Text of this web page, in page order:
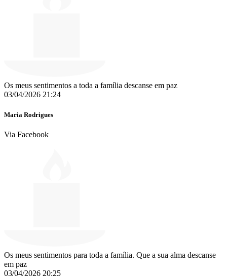
Os meus sentimentos a toda a família descanse em paz
03/04/2026 21:24
Maria Rodrigues
Via Facebook
Os meus sentimentos para toda a família. Que a sua alma descanse
em paz
03/04/2026 20:25